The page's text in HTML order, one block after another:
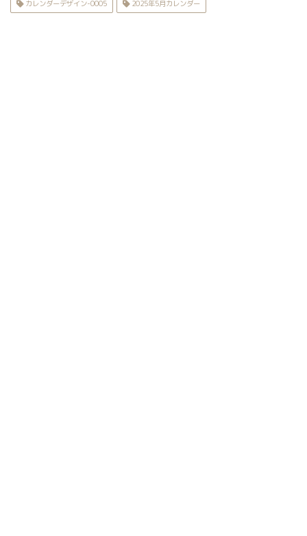
カレンダーデザイン-0005 2025年5月カレンダー